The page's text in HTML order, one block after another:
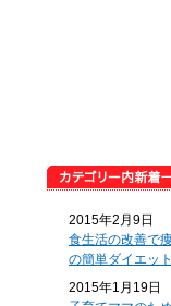
2015年2月9日
食生活の改善で
の簡単ダイエッ
2015年1月19日